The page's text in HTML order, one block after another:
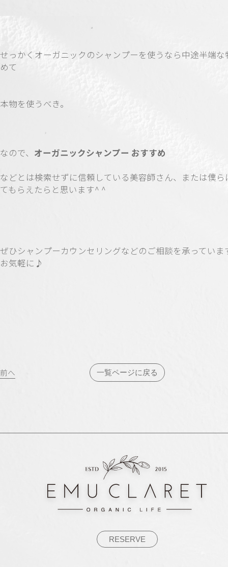
せっかくオーガニックのシャンプーを使うなら中途半端な
めて
本物を使うべき。
なので、 オーガニックシャンプー おすすめ
などとは検索せずに信頼している美容師さん、または僕ら
てもらえたらと思います^ ^
ぜひシャンプーカウンセリングなどのご相談を承っていま
お気軽に♪
投
前へ 一覧ページに戻る
RESERVE